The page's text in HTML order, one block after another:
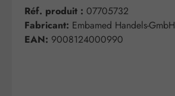
Réf. produit : 07705732
Fabricant: Embamed Handels-GmbH
EAN: 9008124000990